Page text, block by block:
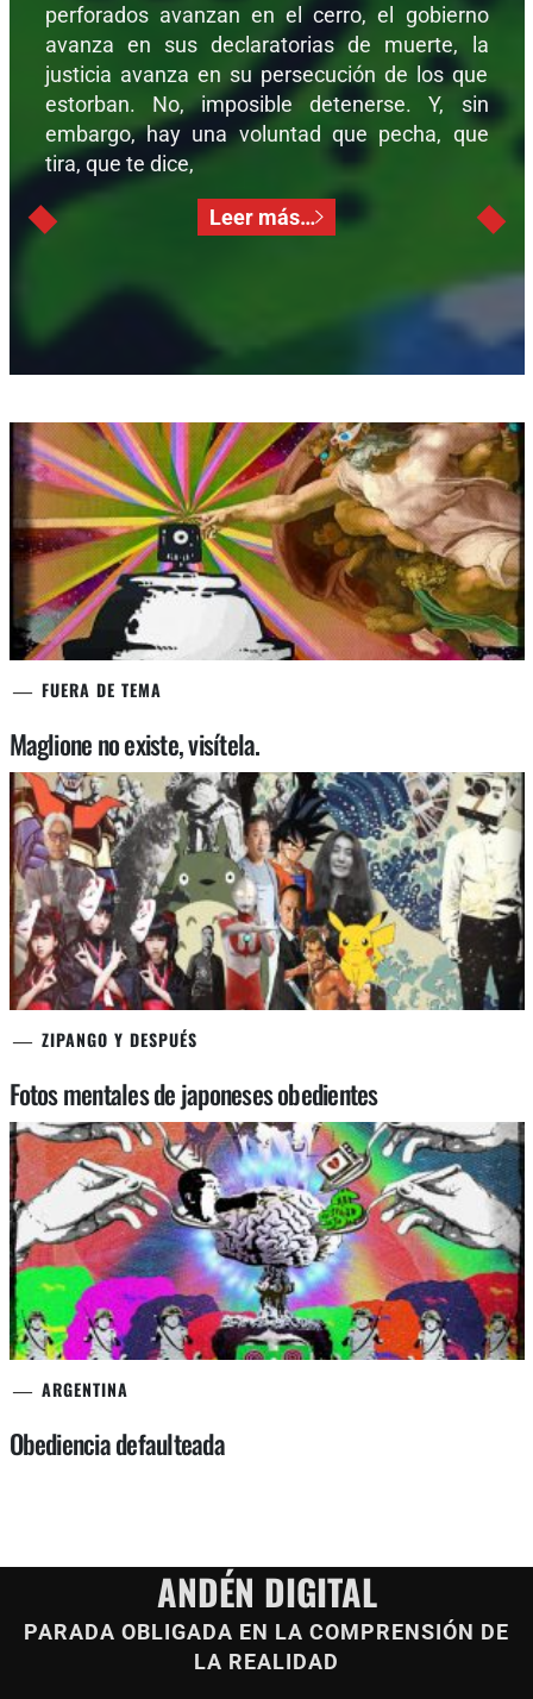
perforados avanzan en el cerro, el gobierno
avanza en sus declaratorias de muerte, la
justicia avanza en su persecución de los que
estorban. No, imposible detenerse. Y, sin
embargo, hay una voluntad que pecha, que
tira, que te dice,
Leer más…
FUERA DE TEMA
Maglione no existe, visítela.
ZIPANGO Y DESPUÉS
Fotos mentales de japoneses obedientes
ARGENTINA
Obediencia defaulteada
ANDÉN DIGITAL
PARADA OBLIGADA EN LA COMPRENSIÓN DE
LA REALIDAD